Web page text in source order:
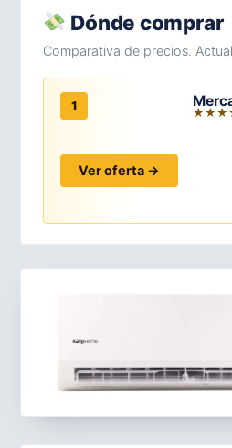
Dónde comprar
Comparativa de precios.
1
Ver oferta →